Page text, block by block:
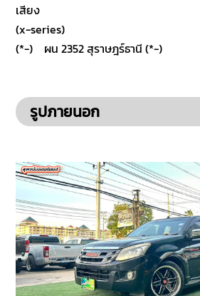
เสียง​
(x-series)
(*-) ผน 2352 สุราษฎร์ธานี​ (*-)
รูปภายนอก